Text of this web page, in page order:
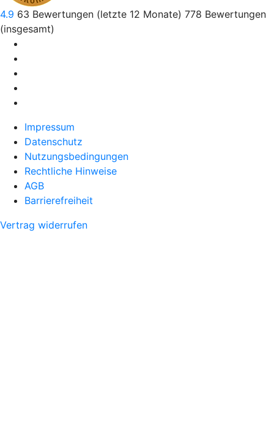
4.9 63 Bewertungen (letzte 12 Monate) 778 Bewertungen
(insgesamt)
Impressum
Datenschutz
Nutzungsbedingungen
Rechtliche Hinweise
AGB
Barrierefreiheit
Vertrag widerrufen